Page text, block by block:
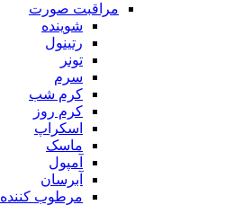
مراقبت صورت
شوینده
رتینول
تونر
سرم
کرم شب
کرم روز
اسکراپ
ماسک
آمپول
آبرسان
مرطوب کننده